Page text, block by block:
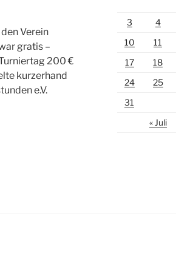
Verein
gratis –
200 €
kurzerhand
e.V.
3
4
10
11
17
18
24
25
31
« Juli